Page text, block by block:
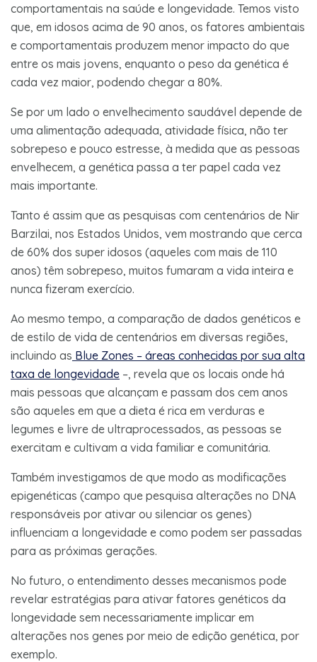
comportamentais na saúde e longevidade. Temos visto
que, em idosos acima de 90 anos, os fatores ambientais
e comportamentais produzem menor impacto do que
entre os mais jovens, enquanto o peso da genética é
cada vez maior, podendo chegar a 80%.
Se por um lado o envelhecimento saudável depende de
uma alimentação adequada, atividade física, não ter
sobrepeso e pouco estresse, à medida que as pessoas
envelhecem, a genética passa a ter papel cada vez
mais importante.
Tanto é assim que as pesquisas com centenários de Nir
Barzilai, nos Estados Unidos, vem mostrando que cerca
de 60% dos super idosos (aqueles com mais de 110
anos) têm sobrepeso, muitos fumaram a vida inteira e
nunca fizeram exercício.
Ao mesmo tempo, a comparação de dados genéticos e
de estilo de vida de centenários em diversas regiões,
incluindo as Blue Zones – áreas conhecidas por sua alta
taxa de longevidade –, revela que os locais onde há
mais pessoas que alcançam e passam dos cem anos
são aqueles em que a dieta é rica em verduras e
legumes e livre de ultraprocessados, as pessoas se
exercitam e cultivam a vida familiar e comunitária.
Também investigamos de que modo as modificações
epigenéticas (campo que pesquisa alterações no DNA
responsáveis por ativar ou silenciar os genes)
influenciam a longevidade e como podem ser passadas
para as próximas gerações.
No futuro, o entendimento desses mecanismos pode
revelar estratégias para ativar fatores genéticos da
longevidade sem necessariamente implicar em
alterações nos genes por meio de edição genética, por
exemplo.